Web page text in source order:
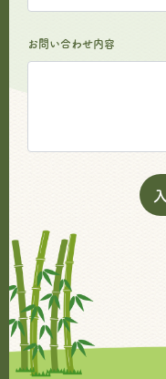
お問い合わせ内容